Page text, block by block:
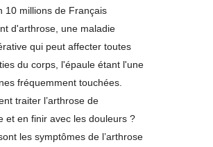
10 millions de Français
d'arthrose, une maladie
qui peut affecter toutes
du corps, l'épaule étant l'une
fréquemment touchées.
traiter l’arthrose de
et en finir avec les douleurs ?
les symptômes de l’arthrose